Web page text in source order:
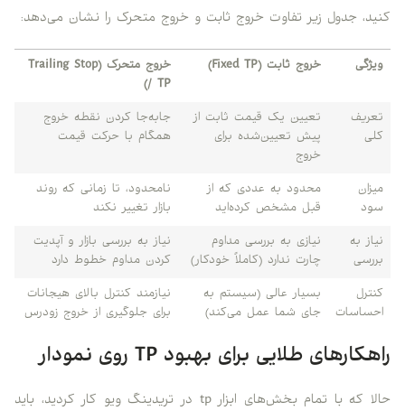
کنید، جدول زیر تفاوت خروج ثابت و خروج متحرک را نشان می‌دهد:
ویژگی خروج ثابت (Fixed TP)
خروج متحرک (Trailing Stop
/ TP)
تعریف
کلی
تعیین یک قیمت ثابت از
پیش تعیین‌شده برای
خروج
جابه‌جا کردن نقطه خروج
همگام با حرکت قیمت
میزان
سود
محدود به عددی که از
قبل مشخص کرده‌اید
نامحدود، تا زمانی که روند
بازار تغییر نکند
نیاز به
بررسی
نیازی به بررسی مداوم
چارت ندارد (کاملاً خودکار)
نیاز به بررسی بازار و آپدیت
کردن مداوم خطوط دارد
کنترل
احساسات
بسیار عالی (سیستم به
جای شما عمل می‌کند)
نیازمند کنترل بالای هیجانات
برای جلوگیری از خروج زودرس
راهکارهای طلایی برای بهبود TP روی نمودار
حالا که با تمام بخش‌های ابزار tp در تریدینگ ویو کار کردید، باید